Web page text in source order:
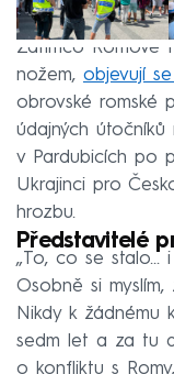
Zatímco Romové
nožem, objevují
obrovské romské
údajných útočníků
v Pardubicích po
Ukrajinci pro
hrozbu.
Představitelé
„To, co se stalo...
Osobně si
Nikdy k žádnému
sedm let a za tu
o konfliktu s